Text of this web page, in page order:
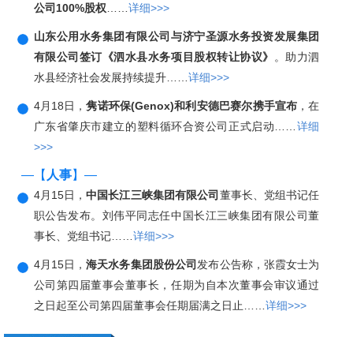
公司100%股权
详细>>>
山东公用水务集团有限公司与济宁圣源水务投资发展集团
有限公司签订《泗水县水务项目股权转让协议》
。助力泗
水县经济社会发展持续提升…… 详细>>>
4月18日，隽诺环保(Genox)和利安德巴赛尔携手宣布 ，在
广东省肇庆市建立的塑料循环合资公司正式启动…… 详细
>>>
—【 人事】—
4月15日，中国长江三峡集团有限公司 董事长、党组书记任
职公告发布。刘伟平同志任中国长江三峡集团有限公司董
事长、党组书记…… 详细>>>
4月15日，海天水务集团股份公司 发布公告称，张霞女士为
公司第四届董事会董事长，任期为自本次董事会审议通过
之日起至公司第四届董事会任期届满之日止…… 详细>>>